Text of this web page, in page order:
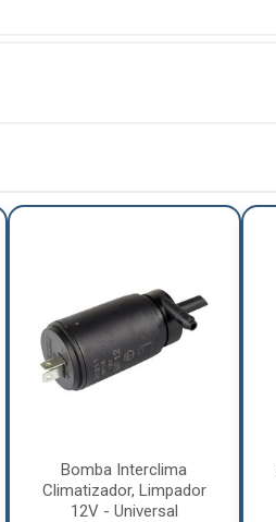
Bomba Interclima
Climatizador, Limpador
12V - Universal